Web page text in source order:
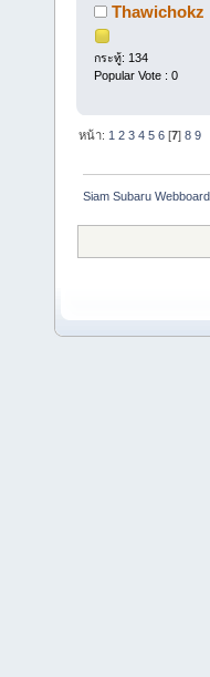
Thawichokz
กระทู้: 134
Popular Vote : 0
หน้า:1 2 3 4 5 6 [7]8 9
Siam Subaru Webboard